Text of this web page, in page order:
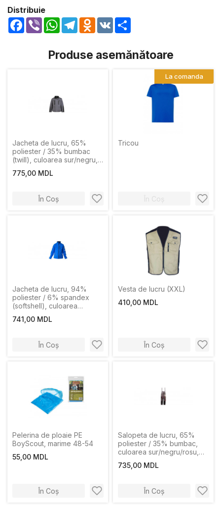
Distribuie
Facebook
Viber WhatsApp
TelegramOdnoklassniki
VK
Produse asemănătoare
Jacheta de lucru, 65%
poliester / 35% bumbac
(twill), culoarea sur/negru,
775,00 MDL
În Coș
Tricou
În Coș
La comanda
Jacheta de lucru, 94%
poliester / 6% spandex
(softshell), culoarea
741,00 MDL
În Coș
Vesta de lucru (XXL)
410,00 MDL
În Coș
Pelerina de ploaie PE
BoyScout, marime 48-54
55,00 MDL
În Coș
Salopeta de lucru, 65%
poliester / 35% bumbac,
culoarea sur/negru/rosu,
735,00 MDL
În Coș